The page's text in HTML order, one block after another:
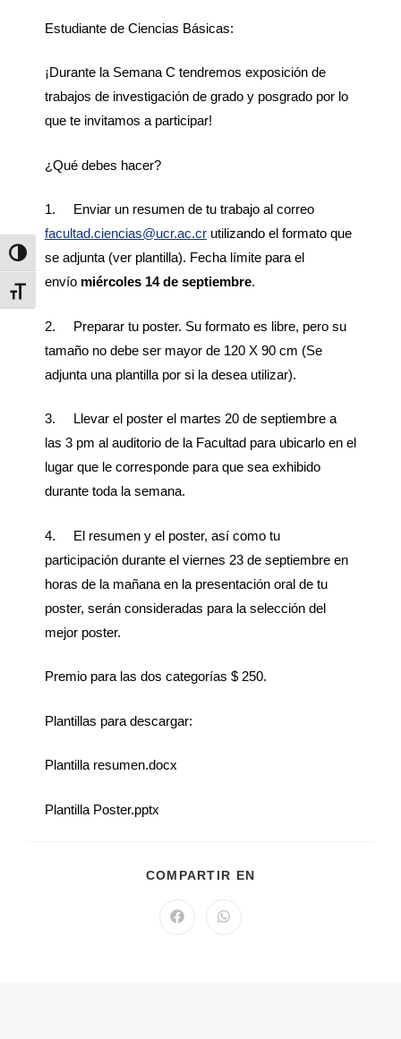
Alternar alto contraste
Alternar tamaño de letra
Estudiante de Ciencias Básicas:
¡Durante la Semana C tendremos exposición de
trabajos de investigación de grado y posgrado por lo
que te invitamos a participar!
¿Qué debes hacer?
1. Enviar un resumen de tu trabajo al correo
facultad.ciencias@ucr.ac.cr utilizando el formato que
se adjunta (ver plantilla). Fecha límite para el
envío miércoles 14 de septiembre.
2. Preparar tu poster. Su formato es libre, pero su
tamaño no debe ser mayor de 120 X 90 cm (Se
adjunta una plantilla por si la desea utilizar).
3. Llevar el poster el martes 20 de septiembre a
las 3 pm al auditorio de la Facultad para ubicarlo en el
lugar que le corresponde para que sea exhibido
durante toda la semana.
4. El resumen y el poster, así como tu
participación durante el viernes 23 de septiembre en
horas de la mañana en la presentación oral de tu
poster, serán consideradas para la selección del
mejor poster.
Premio para las dos categorías $ 250.
Plantillas para descargar:
Plantilla resumen.docx
Plantilla Poster.pptx
COMPARTIR EN